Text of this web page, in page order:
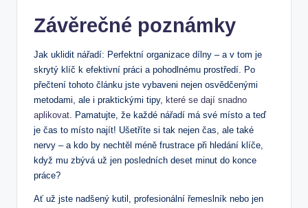
Závěrečné poznámky
Jak uklidit nářadí: Perfektní organizace dílny – a v tom je
skrytý klíč k efektivní práci a pohodlnému prostředí. Po
přečtení tohoto článku jste vybaveni nejen osvědčenými
metodami, ale i praktickými tipy, které se dají snadno
aplikovat. Pamatujte, že každé nářadí má své místo a teď
je čas to místo najít! Ušetříte si tak nejen čas, ale také
nervy – a kdo by nechtěl méně frustrace při hledání klíče,
když mu zbývá už jen posledních deset minut do konce
práce?
Ať už jste nadšený kutil, profesionální řemeslník nebo jen